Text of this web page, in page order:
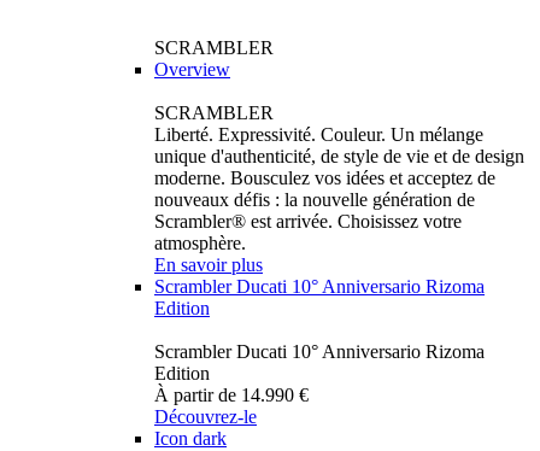
SCRAMBLER
Overview
SCRAMBLER
Liberté. Expressivité. Couleur. Un mélange
unique d'authenticité, de style de vie et de design
moderne. Bousculez vos idées et acceptez de
nouveaux défis : la nouvelle génération de
Scrambler® est arrivée. Choisissez votre
atmosphère.
En savoir plus
Scrambler Ducati 10° Anniversario Rizoma
Edition
Scrambler Ducati 10° Anniversario Rizoma
Edition
À partir de 14.990 €
Découvrez-le
Icon dark